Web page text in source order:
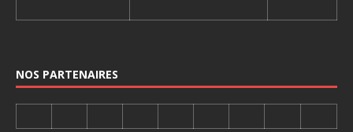
NOS PARTENAIRES